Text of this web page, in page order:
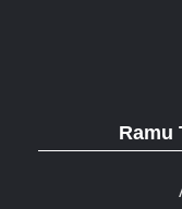
Ramu